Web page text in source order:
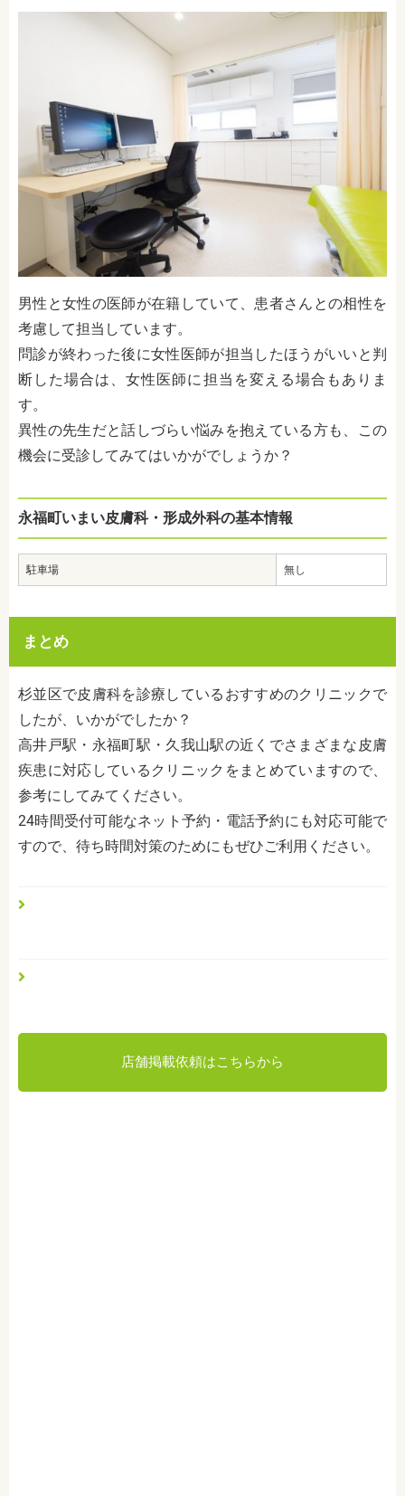
男性と女性の医師が在籍していて、患者さんとの相性を
考慮して担当しています。
問診が終わった後に女性医師が担当したほうがいいと判
断した場合は、女性医師に担当を変える場合もありま
す。
異性の先生だと話しづらい悩みを抱えている方も、この
機会に受診してみてはいかがでしょうか？
永福町いまい皮膚科・形成外科の基本情報
駐車場 無し
まとめ
杉並区で皮膚科を診療しているおすすめのクリニックで
したが、いかがでしたか？
高井戸駅・永福町駅・久我山駅の近くでさまざまな皮膚
疾患に対応しているクリニックをまとめていますので、
参考にしてみてください。
24時間受付可能なネット予約・電話予約にも対応可能で
すので、待ち時間対策のためにもぜひご利用ください。
店舗掲載依頼はこちらから